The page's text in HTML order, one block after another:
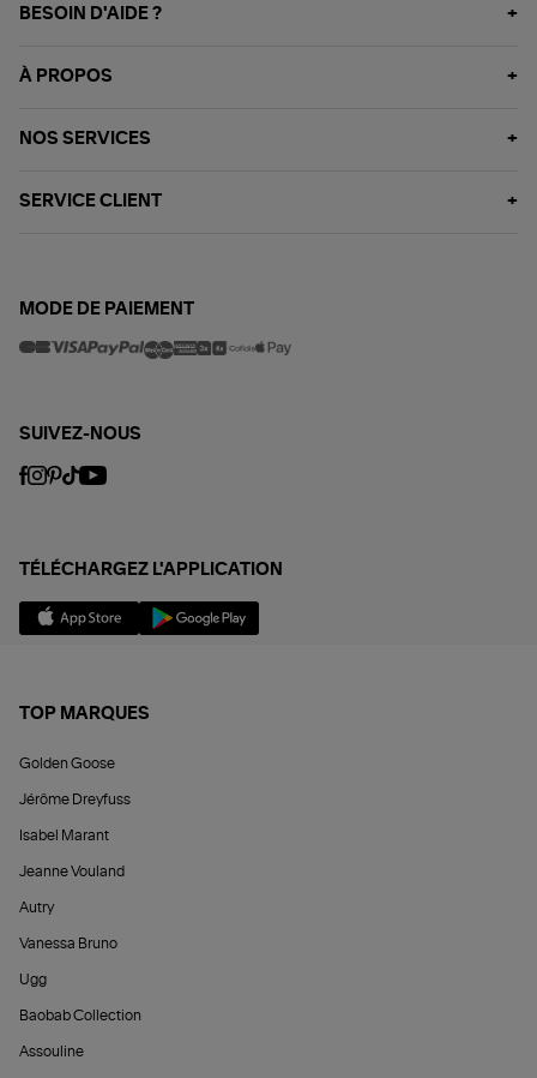
BESOIN D'AIDE ?
À PROPOS
NOS SERVICES
SERVICE CLIENT
MODE DE PAIEMENT
SUIVEZ-NOUS
TÉLÉCHARGEZ L'APPLICATION
TOP MARQUES
Golden Goose
Jérôme Dreyfuss
Isabel Marant
Jeanne Vouland
Autry
Vanessa Bruno
Ugg
Baobab Collection
Assouline